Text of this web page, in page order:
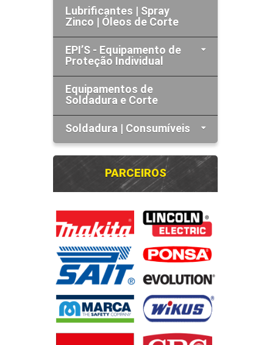
Lubrificantes | Spray
Zinco | Óleos de Corte
EPI’S - Equipamento de
Proteção Individual
Equipamentos de
Soldadura e Corte
Soldadura | Consumíveis
PARCEIROS